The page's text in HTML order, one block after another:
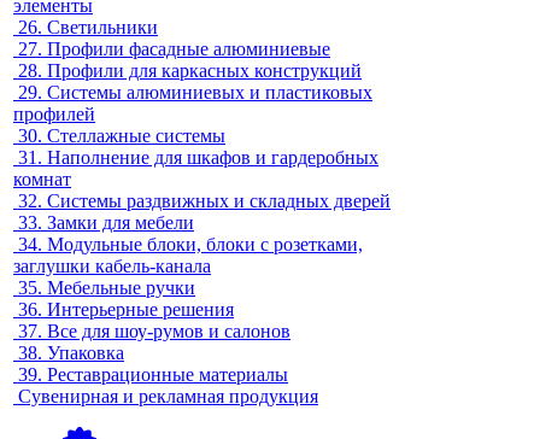
элементы
26. Светильники
27. Профили фасадные алюминиевые
28. Профили для каркасных конструкций
29. Системы алюминиевых и пластиковых
профилей
30. Стеллажные системы
31. Наполнение для шкафов и гардеробных
комнат
32. Системы раздвижных и складных дверей
33. Замки для мебели
34. Модульные блоки, блоки с розетками,
заглушки кабель-канала
35. Мебельные ручки
36. Интерьерные решения
37. Все для шоу-румов и салонов
38. Упаковка
39. Реставрационные материалы
Сувенирная и рекламная продукция